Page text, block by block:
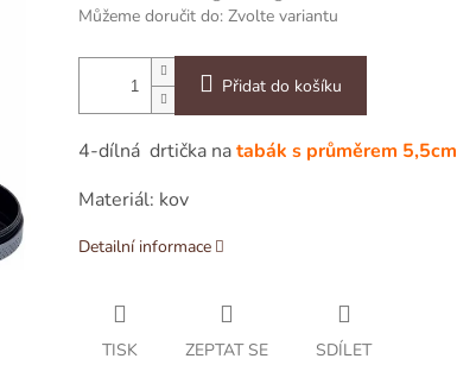
Můžeme doručit do: Zvolte variantu
Přidat do košíku
4-dílná drtička natabák s průměrem 5,5cm
Materiál: kov
Detailní informace
TISK ZEPTAT SE SDÍLET